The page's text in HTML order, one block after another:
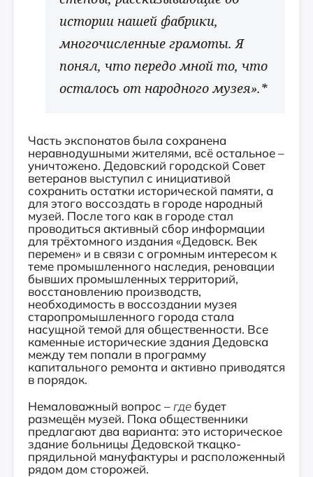
истории нашей фабрики,
многочисленные грамоты. Я
понял, что передо мной то, что
осталось от народного музея».*
Часть экспонатов была сохранена
неравнодушными жителями, всё остальное –
уничтожено. Дедовский городской Совет
ветеранов выступил с инициативой
сохранить остатки исторической памяти, а
для этого воссоздать в городе народный
музей. После того как в городе стал
проводиться активный сбор информации
для трёхтомного издания «Дедовск. Век
перемен» и в связи с огромным интересом к
теме промышленного наследия, реновации
бывших промышленных территорий,
восстановлению производств,
необходимость в воссоздании музея
старопромышленного города стала
насущной темой для общественности. Все
каменные исторические здания Дедовска
между тем попали в программу
капитального ремонта и активно приводятся
в порядок.
Немаловажный вопрос – где будет
размещён музей. Пока общественники
предлагают два варианта: это историческое
здание больницы Дедовской ткацко-
прядильной мануфактуры и расположенный
рядом дом сторожей.